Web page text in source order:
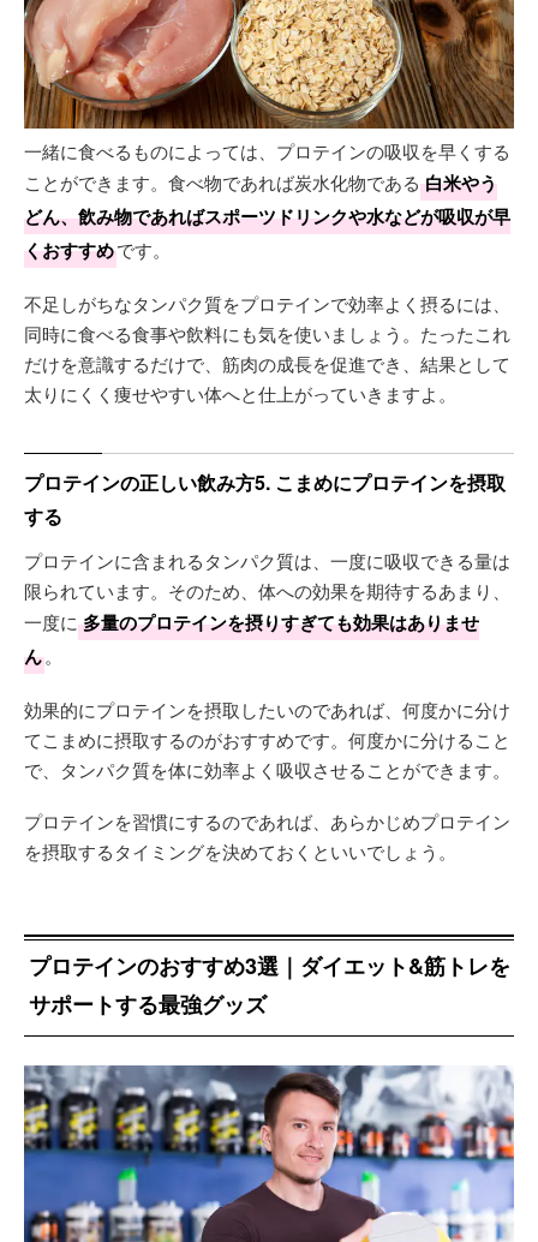
一緒に食べるものによっては、プロテインの吸収を早くする
ことができます。食べ物であれば炭水化物である 白米やう
どん、飲み物であればスポーツドリンクや水などが吸収が早
くおすすめです。
不足しがちなタンパク質をプロテインで効率よく摂るには、
同時に食べる食事や飲料にも気を使いましょう。たったこれ
だけを意識するだけで、筋肉の成長を促進でき、結果として
太りにくく痩せやすい体へと仕上がっていきますよ。
プロテインの正しい飲み方5. こまめにプロテインを摂取
する
プロテインに含まれるタンパク質は、一度に吸収できる量は
限られています。そのため、体への効果を期待するあまり、
一度に 多量のプロテインを摂りすぎても効果はありませ
ん。
効果的にプロテインを摂取したいのであれば、何度かに分け
てこまめに摂取するのがおすすめです。何度かに分けること
で、タンパク質を体に効率よく吸収させることができます。
プロテインを習慣にするのであれば、あらかじめプロテイン
を摂取するタイミングを決めておくといいでしょう。
プロテインのおすすめ3選｜ダイエット&筋トレを
サポートする最強グッズ